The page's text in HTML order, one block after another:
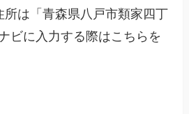
は「青森県八戸市類家四丁
ビに入力する際はこちらを